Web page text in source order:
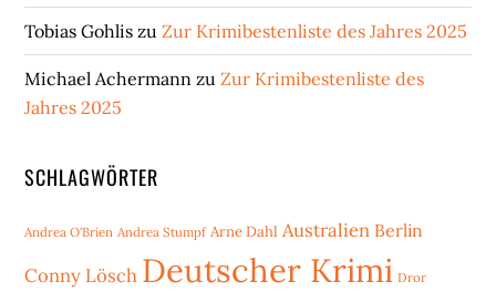
Tobias Gohlis zuZur Krimibestenliste des Jahres 2025
Michael Achermann zuZur Krimibestenliste des
Jahres 2025
SCHLAGWÖRTER
Andrea O'Brien Andrea Stumpf Arne Dahl Australien Berlin
Conny Lösch Deutscher Krimi Dror